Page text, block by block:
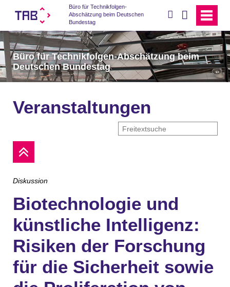
Büro für Technikfolgen-
Abschätzung beim Deutschen
Bundestag
Büro für Technikfolgen-Abschätzung beim
Deutschen Bundestag
Veranstaltungen
Diskussion
Biotechnologie und
künstliche Intelligenz:
Risiken der Forschung
für die Sicherheit sowie